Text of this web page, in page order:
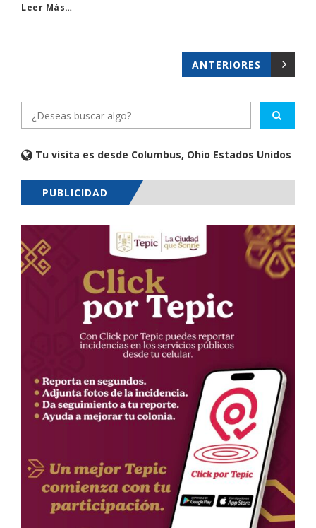
Leer Más…
ANTERIORES
Tu visita es desde Columbus, Ohio Estados Unidos
PUBLICIDAD